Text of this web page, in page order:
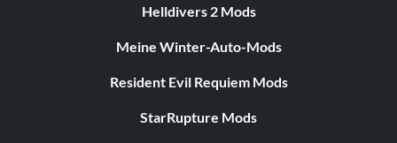
Helldivers 2 Mods
Meine Winter-Auto-Mods
Resident Evil Requiem Mods
StarRupture Mods